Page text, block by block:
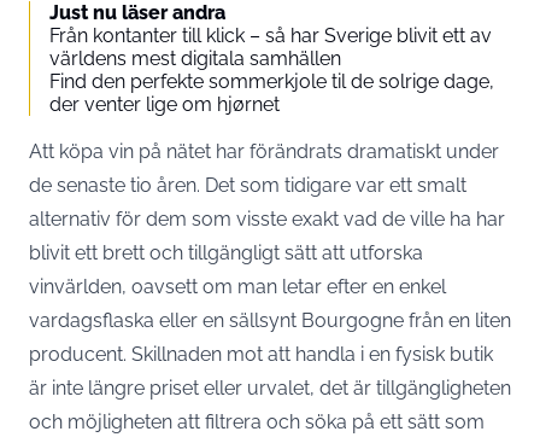
Just nu läser andra
Från kontanter till klick – så har Sverige blivit ett av
världens mest digitala samhällen
Find den perfekte sommerkjole til de solrige dage,
der venter lige om hjørnet
Att köpa vin på nätet har förändrats dramatiskt under
de senaste tio åren. Det som tidigare var ett smalt
alternativ för dem som visste exakt vad de ville ha har
blivit ett brett och tillgängligt sätt att utforska
vinvärlden, oavsett om man letar efter en enkel
vardagsflaska eller en sällsynt Bourgogne från en liten
producent. Skillnaden mot att handla i en fysisk butik
är inte längre priset eller urvalet, det är tillgängligheten
och möjligheten att filtrera och söka på ett sätt som